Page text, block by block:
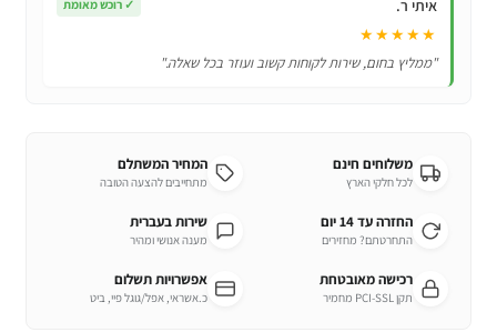
איתי ר. ✓ רוכש מאומת
★★★★★
"ממליץ בחום, שירות לקוחות קשוב ועוזר בכל שאלה."
משלוחים חינם
לכל חלקי הארץ
המחיר המשתלם
מתחייבים להצעה הטובה
החזרה עד 14 יום
התחרטתם? מחזירים
שירות בעברית
מענה אנושי ומהיר
רכישה מאובטחת
תקן PCI-SSL מחמיר
אפשרויות תשלום
כ.אשראי, אפל/גוגל פיי, ביט